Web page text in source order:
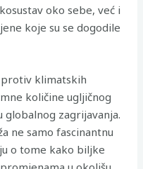
oko sebe, već i
koje su se dogodile
protiv klimatskih
količine ugljičnog
globalnog zagrijavanja.
ne samo fascinantnu
o tome kako biljke